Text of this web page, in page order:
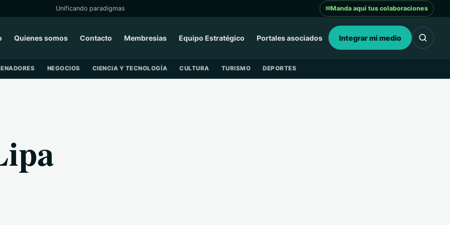
Unificando paradigmas ✉Manda aquí tus colaboraciones
Quienes somos Contacto Membresias Equipo Estratégico Portales asociados Integrar mi medio
NEGOCIOS CIENCIA Y TECNOLOGÍA CULTURA TURISMO DEPORTES